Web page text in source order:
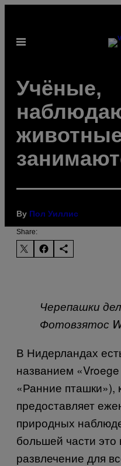
content
Open
Учёные,
By Пол Уиллис
Share:
Черепашки
Фотовзятос
В Нидерландах
названием «
«Ранние пташки»),
предоставляет
природных
большей части
развлечение для